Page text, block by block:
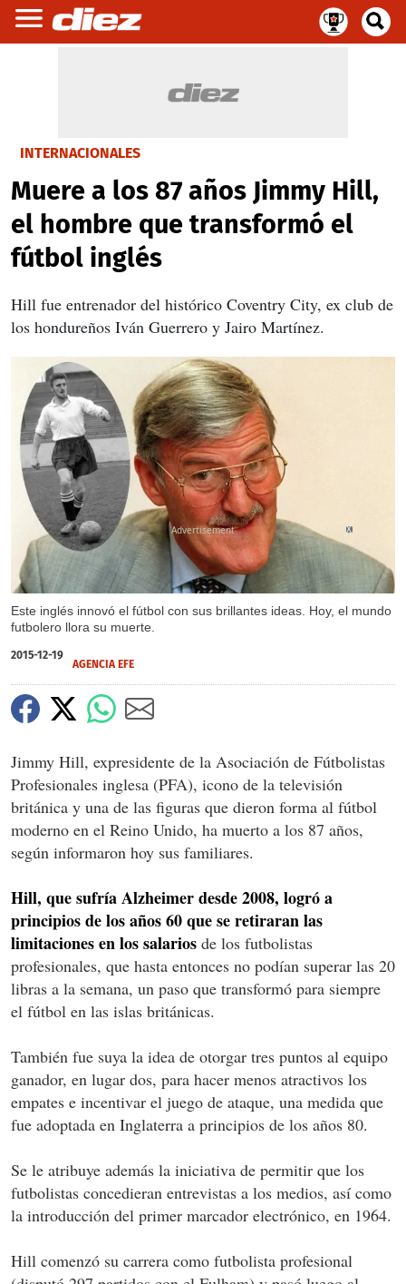
INTERNACIONALES
Muere a los 87 años Jimmy Hill,
el hombre que transformó el
fútbol inglés
Hill fue entrenador del histórico Coventry City, ex club de
los hondureños Iván Guerrero y Jairo Martínez.
Este inglés innovó el fútbol con sus brillantes ideas. Hoy, el mundo
futbolero llora su muerte.
X
2015-12-19
AGENCIA EFE
Jimmy Hill, expresidente de la Asociación de Fútbolistas
Profesionales inglesa (PFA), icono de la televisión
británica y una de las figuras que dieron forma al fútbol
moderno en el Reino Unido, ha muerto a los 87 años,
según informaron hoy sus familiares.
Hill, que sufría Alzheimer desde 2008, logró a
principios de los años 60 que se retiraran las
limitaciones en los salarios de los futbolistas
profesionales, que hasta entonces no podían superar las 20
libras a la semana, un paso que transformó para siempre
el fútbol en las islas británicas.
También fue suya la idea de otorgar tres puntos al equipo
ganador, en lugar dos, para hacer menos atractivos los
empates e incentivar el juego de ataque, una medida que
fue adoptada en Inglaterra a principios de los años 80.
Se le atribuye además la iniciativa de permitir que los
futbolistas concedieran entrevistas a los medios, así como
la introducción del primer marcador electrónico, en 1964.
Hill comenzó su carrera como futbolista profesional